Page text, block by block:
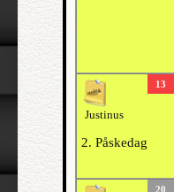
13
Justinus
2. Påskedag
20